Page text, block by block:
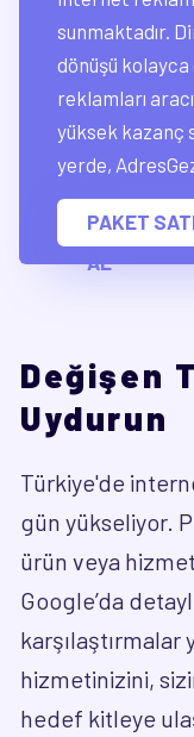
sunmaktadır.
dönüşü
reklamları
yüksek kazanç
yerde,
PAKET
AL
Değişen
Uydurun
Türkiye'de
gün yükseliyor.
ürün veya
Google’da
karşılaştırmalar
hizmetinizini,
hedef kitleye